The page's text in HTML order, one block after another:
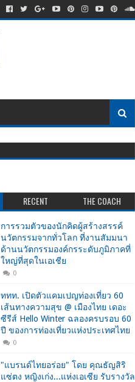
RECENT THE COACH
การรวมตัวของนักคิดผู้สร้างสรรค์
นวัตกรรมจากทั่วโลก ที่งานสัมมนา
ด้านนวัตกรรมองค์กรระดับภูมิภาคที่
ใหญ่ที่สุดในเอเชีย
0
ททท. เปิดตัวแคมเปญท่องเที่ยว 60
เส้นทางความสุข @ เมืองไทย เดอะ
ซีรีส์ Hello Winter ฉลองครบรอบ 60
ปี ของการท่องเที่ยวแห่งประเทศไทย
0
"แบรนด์ไทยอร่อย" โดย คุณธัญสิริ
แซ่ตง หญิงเก่ง...แห่งเอเซีย รับรางวัล